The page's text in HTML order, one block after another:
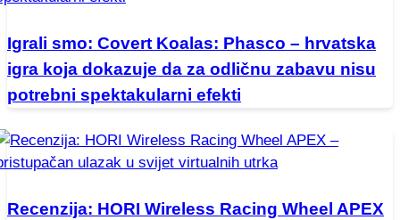
Igrali smo: Covert Koalas: Phasco – hrvatska
igra koja dokazuje da za odličnu zabavu nisu
potrebni spektakularni efekti
Recenzija: HORI Wireless Racing Wheel APEX